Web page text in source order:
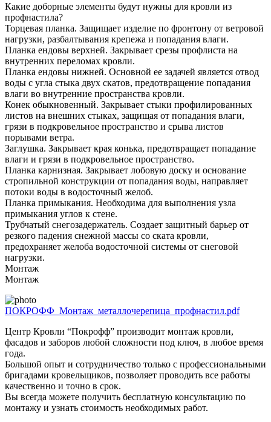
Какие доборные элементы будут нужны для кровли из
профнастила?
Торцевая планка. Защищает изделие по фронтону от ветровой
нагрузки, разбалтывания крепежа и попадания влаги.
Планка ендовы верхней. Закрывает срезы профлиста на
внутренних переломах кровли.
Планка ендовы нижней. Основной ее задачей является отвод
воды с угла стыка двух скатов, предотвращение попадания
влаги во внутренние пространства кровли.
Конек обыкновенный. Закрывает стыки профилированных
листов на внешних стыках, защищая от попадания влаги,
грязи в подкровельное пространство и срыва листов
порывами ветра.
Заглушка. Закрывает края конька, предотвращает попадание
влаги и грязи в подкровельное пространство.
Планка карнизная. Закрывает лобовую доску и основание
стропильной конструкции от попадания воды, направляет
потоки воды в водосточный желоб.
Планка примыкания. Необходима для выполнения узла
примыкания углов к стене.
Трубчатый снегозадержатель. Создает защитный барьер от
резкого падения снежной массы со ската кровли,
предохраняет желоба водосточной системы от снеговой
нагрузки.
Монтаж
Монтаж
ПОКРОФФ_Монтаж_металлочерепица_профнастил.pdf
Центр Кровли “Покрофф” производит монтаж кровли,
фасадов и заборов любой сложности под ключ, в любое время
года.
Большой опыт и сотрудничество только с профессиональными
бригадами кровельщиков, позволяет проводить все работы
качественно и точно в срок.
Вы всегда можете получить бесплатную консультацию по
монтажу и узнать стоимость необходимых работ.